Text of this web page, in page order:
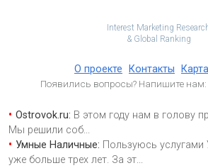
Interest Marketing
& Global Ranking
О проекте Контакты
Появились вопросы? Напишите нам:
Ostrovok.ru: В этом году нам в голову
Мы решили соб...
Умные Наличные: Пользуюсь
уже больше трех лет. За эт...